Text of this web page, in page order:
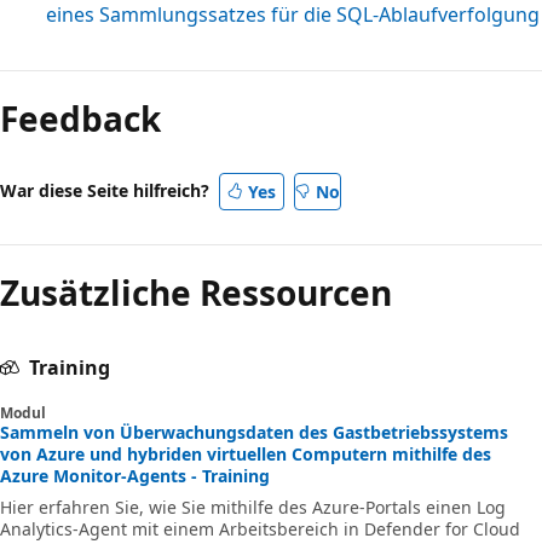
eines Sammlungssatzes für die SQL-Ablaufverfolgung
Feedback
War diese Seite hilfreich? Yes No
Zusätzliche Ressourcen
Training
Modul
Sammeln von Überwachungsdaten des Gastbetriebssystems
von Azure und hybriden virtuellen Computern mithilfe des
Azure Monitor-Agents - Training
Hier erfahren Sie, wie Sie mithilfe des Azure-Portals einen Log
Analytics-Agent mit einem Arbeitsbereich in Defender for Cloud